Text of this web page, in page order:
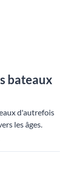
bateaux
d'autrefois
les âges.